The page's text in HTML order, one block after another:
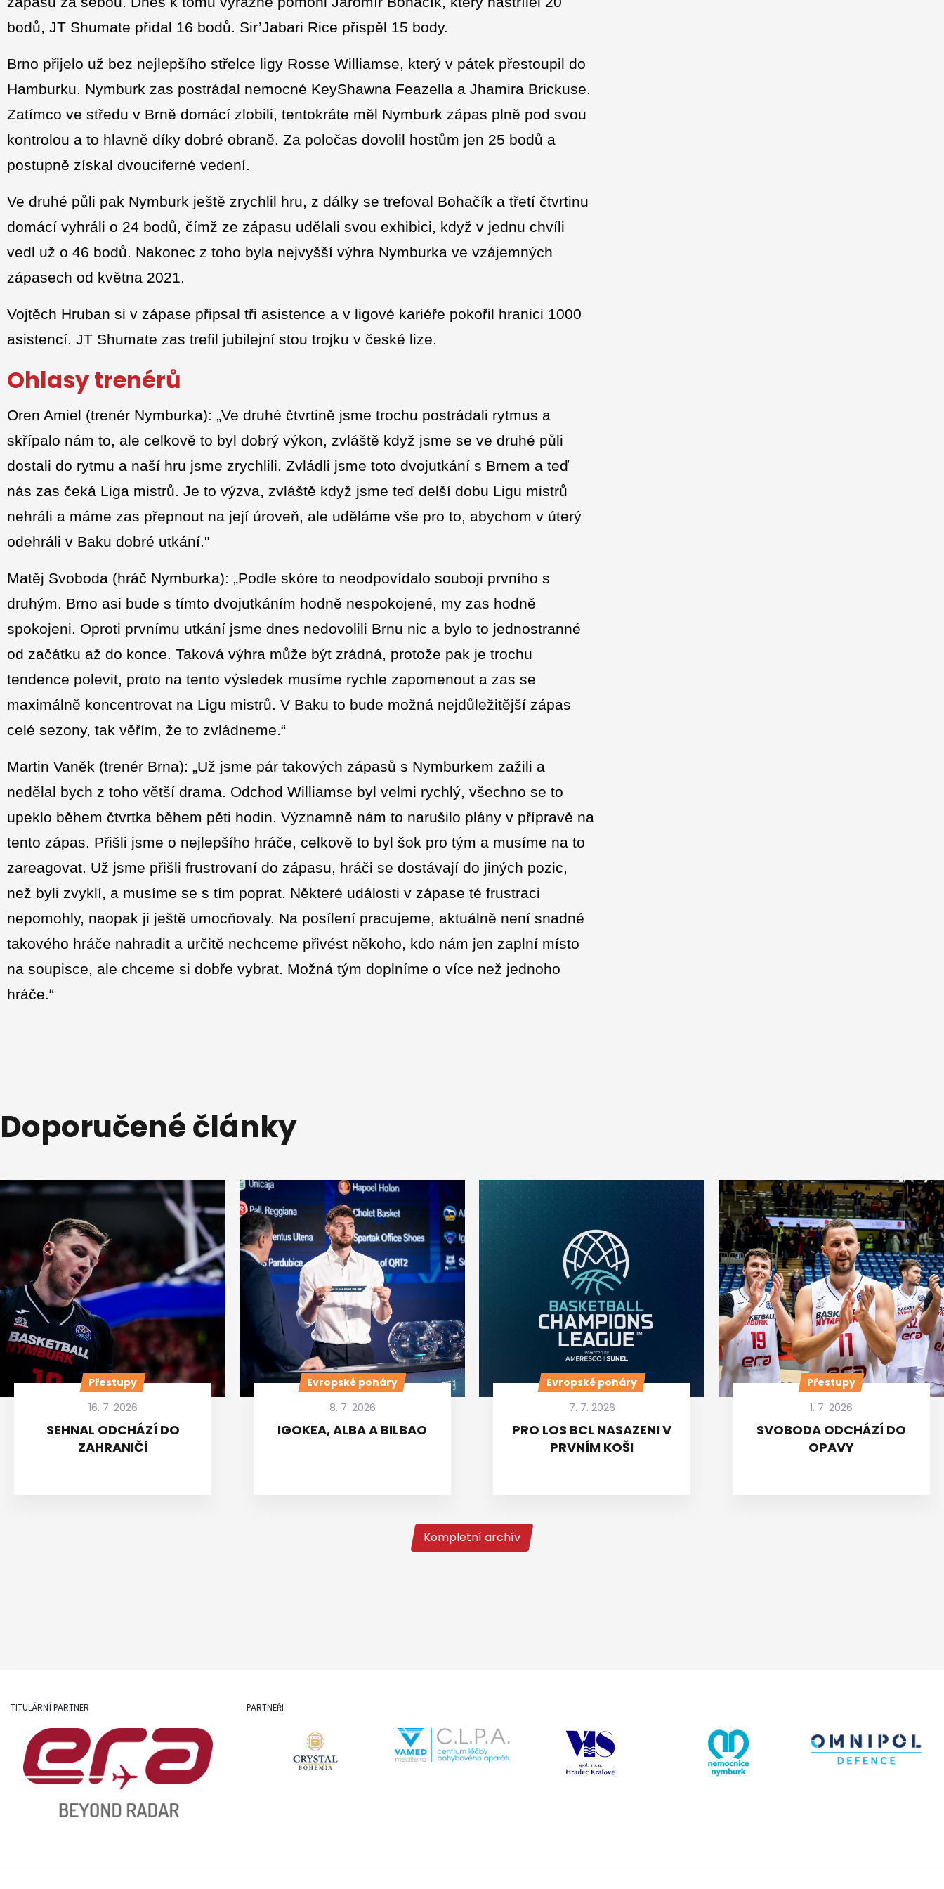
bodů, JT Shumate přidal 16 bodů. Sir’Jabari Rice přispěl 15 body.
Brno přijelo už bez nejlepšího střelce ligy Rosse Williamse, který v pátek přestoupil do
Hamburku. Nymburk zas postrádal nemocné KeyShawna Feazella a Jhamira Brickuse.
Zatímco ve středu v Brně domácí zlobili, tentokráte měl Nymburk zápas plně pod svou
kontrolou a to hlavně díky dobré obraně. Za poločas dovolil hostům jen 25 bodů a
postupně získal dvouciferné vedení.
Ve druhé půli pak Nymburk ještě zrychlil hru, z dálky se trefoval Bohačík a třetí čtvrtinu
domácí vyhráli o 24 bodů, čímž ze zápasu udělali svou exhibici, když v jednu chvíli
vedl už o 46 bodů. Nakonec z toho byla nejvyšší výhra Nymburka ve vzájemných
zápasech od května 2021.
Vojtěch Hruban si v zápase připsal tři asistence a v ligové kariéře pokořil hranici 1000
asistencí. JT Shumate zas trefil jubilejní stou trojku v české lize.
Ohlasy trenérů
Oren Amiel (trenér Nymburka): „Ve druhé čtvrtině jsme trochu postrádali rytmus a
skřípalo nám to, ale celkově to byl dobrý výkon, zvláště když jsme se ve druhé půli
dostali do rytmu a naší hru jsme zrychlili. Zvládli jsme toto dvojutkání s Brnem a teď
nás zas čeká Liga mistrů. Je to výzva, zvláště když jsme teď delší dobu Ligu mistrů
nehráli a máme zas přepnout na její úroveň, ale uděláme vše pro to, abychom v úterý
odehráli v Baku dobré utkání."
Matěj Svoboda (hráč Nymburka): „Podle skóre to neodpovídalo souboji prvního s
druhým. Brno asi bude s tímto dvojutkáním hodně nespokojené, my zas hodně
spokojeni. Oproti prvnímu utkání jsme dnes nedovolili Brnu nic a bylo to jednostranné
od začátku až do konce. Taková výhra může být zrádná, protože pak je trochu
tendence polevit, proto na tento výsledek musíme rychle zapomenout a zas se
maximálně koncentrovat na Ligu mistrů. V Baku to bude možná nejdůležitější zápas
celé sezony, tak věřím, že to zvládneme.“
Martin Vaněk (trenér Brna): „Už jsme pár takových zápasů s Nymburkem zažili a
nedělal bych z toho větší drama. Odchod Williamse byl velmi rychlý, všechno se to
upeklo během čtvrtka během pěti hodin. Významně nám to narušilo plány v přípravě na
tento zápas. Přišli jsme o nejlepšího hráče, celkově to byl šok pro tým a musíme na to
zareagovat. Už jsme přišli frustrovaní do zápasu, hráči se dostávají do jiných pozic,
než byli zvyklí, a musíme se s tím poprat. Některé události v zápase té frustraci
nepomohly, naopak ji ještě umocňovaly. Na posílení pracujeme, aktuálně není snadné
takového hráče nahradit a určitě nechceme přivést někoho, kdo nám jen zaplní místo
na soupisce, ale chceme si dobře vybrat. Možná tým doplníme o více než jednoho
hráče.“
Doporučené články
Přestupy
16. 7. 2026
SEHNAL ODCHÁZÍ DO
ZAHRANIČÍ
Evropské poháry
8. 7. 2026
IGOKEA, ALBA A BILBAO
Evropské poháry
7. 7. 2026
PRO LOS BCL NASAZENI V
PRVNÍM KOŠI
Přestupy
1. 7. 2026
SVOBODA ODCHÁZÍ DO
OPAVY
Kompletní archív
TITULÁRNÍ PARTNER PARTNEŘI